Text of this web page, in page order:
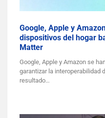
Google, Apple y
dispositivos del hogar
Matter
Google, Apple y Amazon se
garantizar la interoperabilidad
resultado…